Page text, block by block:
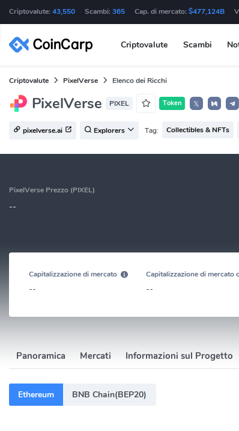
Criptovalute: 43,550 Scambi: 365 Cap. di mercato: $477,124B
Criptovalute Scambi
Criptovalute PixelVerse Elenco dei Ricchi
PixelVerse PIXEL Token 𝕏
pixelverse.ai Explorers Tag: Collectibles & NFTs
PixelVerse Prezzo (PIXEL)
--
Capitalizzazione di mercato
--
Capitalizzazione di mercato
--
Panoramica Mercati Informazioni sul Progetto
Ethereum BNB Chain(BEP20)